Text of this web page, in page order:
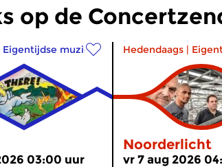
op de
Eigentijdse muziek
03:00 uur
Hedendaags |
Noorderlicht
vr 7 aug 2026